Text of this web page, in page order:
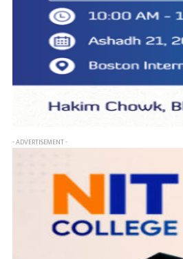
- ADVERTISEMENT -